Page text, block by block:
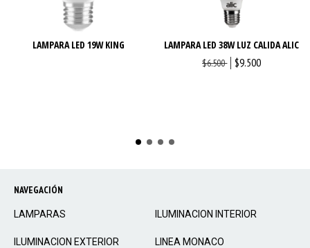
LAMPARA LED 19W KING LAMPARA LED 38W LUZ CALIDA ALIC
$6.500 $9.500
NAVEGACIÓN
LAMPARAS ILUMINACION INTERIOR
ILUMINACION EXTERIOR LINEA MONACO